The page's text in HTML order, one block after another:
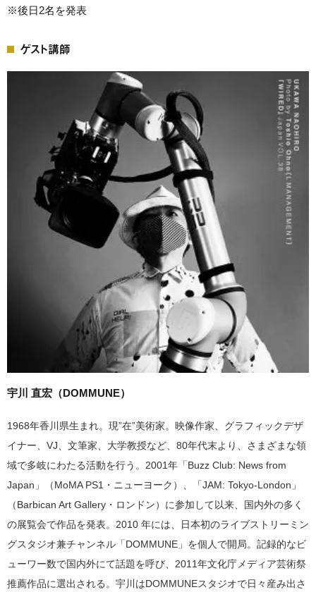
※後日2名を発表
ゲスト講師
宇川 直宏（DOMMUNE）
1968年香川県生まれ。現”在”美術家。映像作家、グラフィックデザ
イナー、VJ、文筆家、大学教授など、80年代末より、さまざまな領
域で多岐にわたる活動を行う。2001年「Buzz Club: News from
Japan」（MoMA PS1・ニューヨーク）、「JAM: Tokyo-London」
（Barbican Art Gallery・ロンドン）に参加して以来、国内外の多く
の展覧会で作品を発表。2010 年には、日本初のライブストリーミン
グスタジオ兼チャンネル「DOMMUNE」を個人で開局。記録的なビ
ューワー数で国内外にて話題を呼び、2011年文化庁メディア芸術祭
推薦作品に選出される。宇川はDOMMUNEスタジオで日々産み出さ